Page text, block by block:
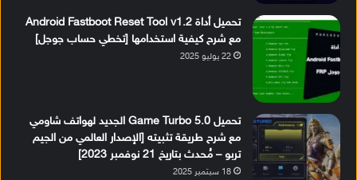
تحميل أداة Android Fastboot Reset Tool v1.2
مع شرح كيفية استخدامها [تخطي حساب جوجل]
22 يوليو 2025
تحميل Game Turbo 5.0 الجديد لهواتف شاومي
مع شرح طريقة تثبيته [الإصدار العالمي من الجيم
تربو – مُحدث بتاريخ 21 نوفمبر 2023]
18 سبتمبر 2025